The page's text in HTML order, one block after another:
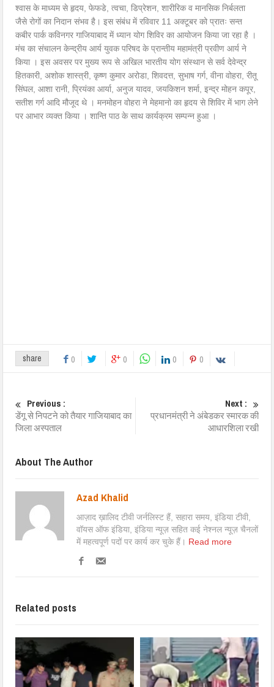
श्वास के माध्यम से हृदय, फेफडे, त्वचा, डिप्रेशन, शारीरिक व मानसिक निर्बलता
जैसे रोगों का निदान संभव है। इस संबंध में रविवार 11 अक्टूबर को प्रातः सन्त
कबीर पार्क कविनगर गाजियाबाद में ध्यान योग शिविर का आयोजन किया जा रहा है ।
मंच का संचालन केन्द्रीय आर्य युवक परिषद के प्रान्तीय महामंत्री प्रवीण आर्य ने
किया । इस अवसर पर मुख्य रूप से अखिल भारतीय योग संस्थान से सर्व देवेन्द्र
हितकारी, अशोक शास्त्री, कृष्ण कुमार अरोडा, शिवदत्त, सुभाष गर्ग, वीना वोहरा, रीतू
सिंघल, आशा रानी, प्रियंका आर्या, अनुज यादव, जयकिशन शर्मा, इन्द्र मोहन कपूर,
सतीश गर्ग आदि मौजूद थे । मनमोहन वोहरा ने मेहमानो का हृदय से शिविर में भाग लेने
पर आभार व्यक्त किया । शान्ति पाठ के साथ कार्यक्रम सम्पन्न हुआ ।
share 0 0 0 0
Previous :
डेंगू से निपटने को तैयार गाजियाबाद का
जिला अस्पताल
Next :
प्रधानमंत्री ने अंबेडकर स्मारक की
आधारशिला रखी
About The Author
Azad Khalid
आज़ाद ख़ालिद टीवी जर्नलिस्ट हैं, सहारा समय, इंडिया टीवी,
वॉयस ऑफ इंडिया, इंडिया न्यूज़ सहित कई नेश्नल न्यूज़ चैनलों
में महत्वपूर्ण पदों पर कार्य कर चुके हैं। Read more
Related posts